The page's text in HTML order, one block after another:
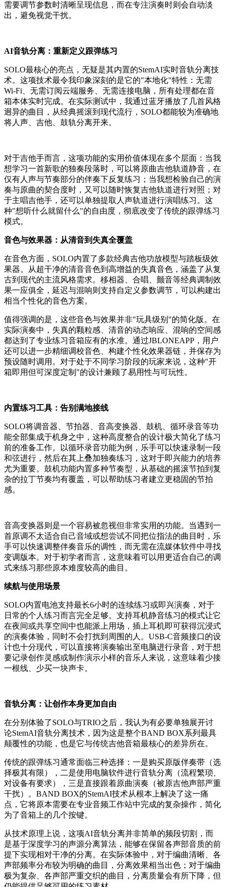
需要调节参数时清晰呈现信息，而在专注演奏时则会自动淡
出，避免视觉干扰。
AI音轨分离：重新定义跟弹练习
SOLO最核心的亮点，无疑是其内置的StemAI实时音轨分离技
术。这项技术最令我印象深刻的是它的"本地化"特性：无需
Wi-Fi、无需订阅云端服务、无需连接电脑，所有处理都在音
箱本体实时完成。在实际测试中，我通过蓝牙播放了几首风格
迥异的曲目，从经典摇滚到现代流行，SOLO都能较为准确地
将人声、吉他、鼓轨分离开来。
对于吉他手而言，这项功能的实用价值体现在多个层面：当我
想学习一首新歌的独奏段落时，可以将原曲吉他轨道静音，在
仅有人声与节奏部分的伴奏下反复练习；当我想检验自己的演
奏与原曲的契合度时，又可以随时恢复吉他轨道进行对照；对
于主唱吉他手，还可以单独提取人声轨道进行演唱练习。这
种"想听什么就留什么"的自由度，彻底改变了传统的跟弹练习
模式。
音色与效果器：从清音到失真全覆盖
在音色方面，SOLO内置了多款经典吉他功放模型与踏板级效
果器。从超干净的清音音色到高增益的失真音色，涵盖了从复
古到现代的主流风格需求。移相器、合唱、颤音等经典调制效
果一应俱全，延迟与混响则支持自定义参数调节，可以构建出
相当个性化的音色方案。
值得强调的是，这些音色与效果并非"玩具级别"的简化版。在
实际演奏中，失真的颗粒感、清音的动态响应、混响的空间感
都达到了专业练习音箱应有的水准。通过JBLONEAPP，用户
还可以进一步精细调校音色、构建个性化效果器链，并保存为
预设随时调用。对于处于不同学习阶段的玩家来说，这种"开
箱即用但可深度定制"的设计兼顾了易用性与可玩性。
内置练习工具：告别满地接线
SOLO将调音器、节拍器、音高变换器、鼓机、循环录音等功
能全部集成于机身之中，这种高度整合的设计极大简化了练习
前的准备工作。以循环录音功能为例，乐手可以快速录制一段
和弦进行，然后在其上叠加独奏练习，这对于即兴能力的培养
尤为重要。鼓机功能内置多种节奏型，从基础的摇滚节拍到复
杂的拉丁节奏均有覆盖，可以帮助练习者建立更稳固的节拍
感。
音高变换器则是一个容易被忽视但非常实用的功能。当遇到一
首原调不太适合自己音域或想尝试不同把位指法的曲目时，乐
手可以快速调整伴奏音乐的调性，而无需在流媒体软件中寻找
变调版本。对于初学者而言，这意味着可以用更适合自己的调
式来练习那些原本难度较高的曲目。
续航与使用场景
SOLO内置电池支持最长6小时的连续练习或即兴演奏，对于
日常的个人练习而言完全足够。支持耳机静音练习的模式让它
在夜间或共享空间中也能派上用场，插上耳机即可获得沉浸式
的演奏体验，同时不会打扰到周围的人。USB-C音频接口的设
计也十分现代，可以直接将演奏输出至电脑进行录音，对于想
要记录创作灵感或制作演示小样的音乐人来说，这意味着少接
一根线、少买一块声卡。
音轨分离：让创作本身更加自由
在分别体验了SOLO与TRIO之后，我认为有必要单独展开讨
论StemAI音轨分离技术，因为这是整个BAND BOX系列最具
颠覆性的功能，也是它与传统吉他音箱最核心的差异所在。
传统的跟弹练习通常面临三种选择：一是购买原版伴奏带（选
择极其有限），二是使用电脑软件进行音轨分离（流程繁琐、
对设备有要求），三是直接跟着原曲演奏（被原吉他声部严重
干扰）。BAND BOX的StemAI技术从根本上解决了这一痛
点，它将原本需要在专业音频工作站中完成的复杂操作，简化
为了音箱上的几个按键。
从技术原理上说，这项AI音轨分离并非简单的频段切割，而
是基于深度学习的声源分离算法，能够在保留各声部音质的前
提下实现相对干净的分离。在实际体验中，对于编曲清晰、各
声部频率分布较为明确的曲目，分离效果相当出色；对于编曲
极为复杂、各声部严重交织的曲目，分离质量会有所下降，但